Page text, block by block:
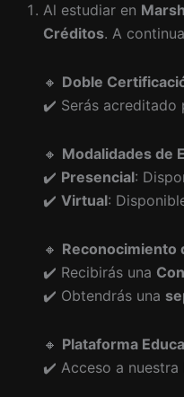
Al estudiar en
Créditos. A
🔸 Doble
✔️ Serás acreditado
🔸 Modalidades de
✔️ Presencial:
✔️ Virtual:
🔸 Reconocimiento
✔️ Recibirás una
✔️ Obtendrás una
🔸 Plataforma
✔️ Acceso a nuestra